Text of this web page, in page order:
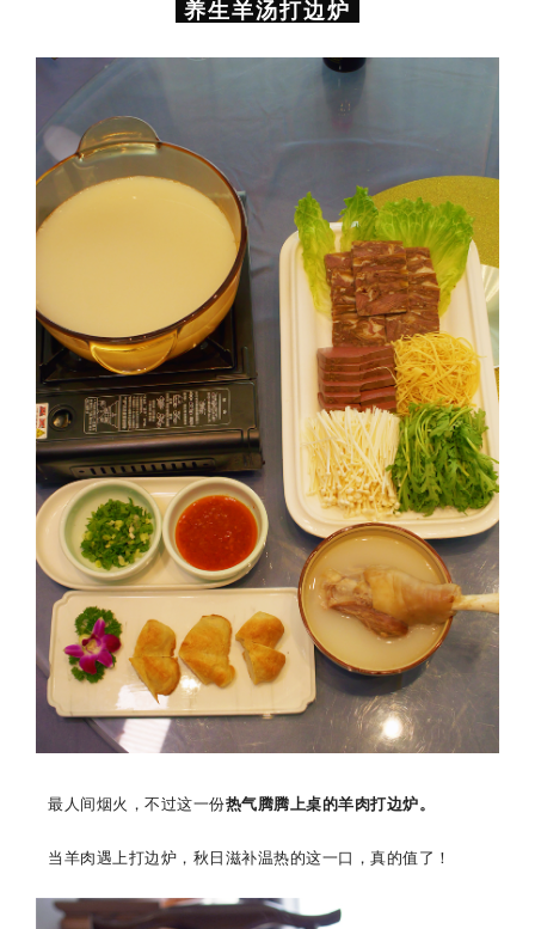
养生羊汤打边炉
最人间烟火，不过这一份热气腾腾上桌的羊肉打边炉。
当羊肉遇上打边炉，秋日滋补温热的这一口，真的值了！